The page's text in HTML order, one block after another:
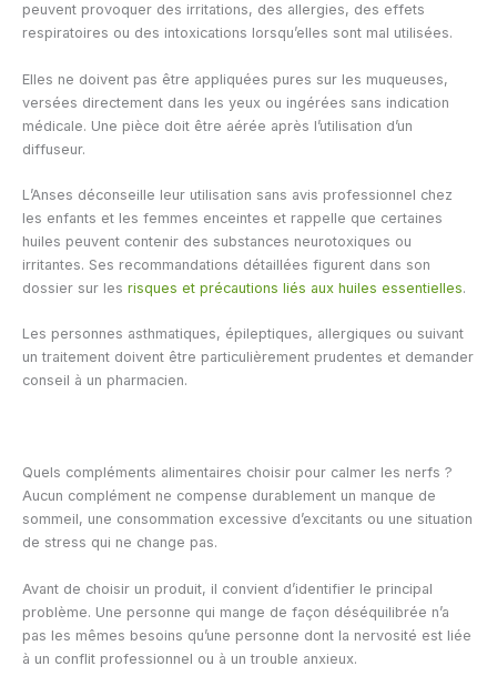
peuvent provoquer des irritations, des allergies, des effets
respiratoires ou des intoxications lorsqu’elles sont mal utilisées.
Elles ne doivent pas être appliquées pures sur les muqueuses,
versées directement dans les yeux ou ingérées sans indication
médicale. Une pièce doit être aérée après l’utilisation d’un
diffuseur.
L’Anses déconseille leur utilisation sans avis professionnel chez
les enfants et les femmes enceintes et rappelle que certaines
huiles peuvent contenir des substances neurotoxiques ou
irritantes. Ses recommandations détaillées figurent dans son
dossier sur les risques et précautions liés aux huiles essentielles.
Les personnes asthmatiques, épileptiques, allergiques ou suivant
un traitement doivent être particulièrement prudentes et demander
conseil à un pharmacien.
Quels compléments alimentaires choisir pour calmer les nerfs ?
Aucun complément ne compense durablement un manque de
sommeil, une consommation excessive d’excitants ou une situation
de stress qui ne change pas.
Avant de choisir un produit, il convient d’identifier le principal
problème. Une personne qui mange de façon déséquilibrée n’a
pas les mêmes besoins qu’une personne dont la nervosité est liée
à un conflit professionnel ou à un trouble anxieux.